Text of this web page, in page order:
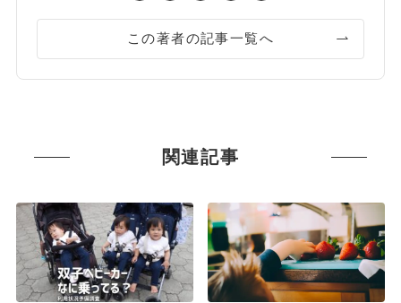
この著者の記事一覧へ
関連記事